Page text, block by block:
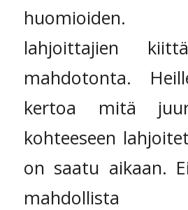
huomioiden.
lahjoittajien
mahdotonta.
kertoa mitä
kohteeseen
on saatu aikaan.
mahdollista